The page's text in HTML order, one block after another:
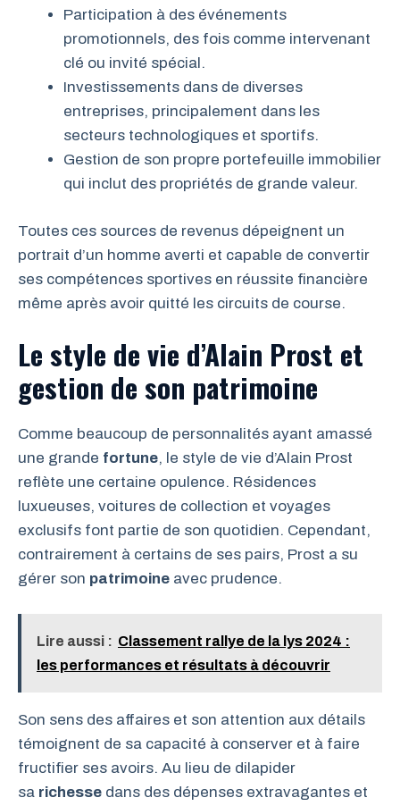
Participation à des événements
promotionnels, des fois comme intervenant
clé ou invité spécial.
Investissements dans de diverses
entreprises, principalement dans les
secteurs technologiques et sportifs.
Gestion de son propre portefeuille immobilier
qui inclut des propriétés de grande valeur.
Toutes ces sources de revenus dépeignent un
portrait d’un homme averti et capable de convertir
ses compétences sportives en réussite financière
même après avoir quitté les circuits de course.
Le style de vie d’Alain Prost et
gestion de son patrimoine
Comme beaucoup de personnalités ayant amassé
une grande fortune, le style de vie d’Alain Prost
reflète une certaine opulence. Résidences
luxueuses, voitures de collection et voyages
exclusifs font partie de son quotidien. Cependant,
contrairement à certains de ses pairs, Prost a su
gérer son patrimoine avec prudence.
Lire aussi : Classement rallye de la lys 2024 :
les performances et résultats à découvrir
Son sens des affaires et son attention aux détails
témoignent de sa capacité à conserver et à faire
fructifier ses avoirs. Au lieu de dilapider
sa richesse dans des dépenses extravagantes et